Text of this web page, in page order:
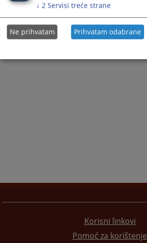
Korisni linkovi
Pomoć za korištenje
↓ 2 Servisi treće strane
Ne prihvatam Prihvatam odabrane